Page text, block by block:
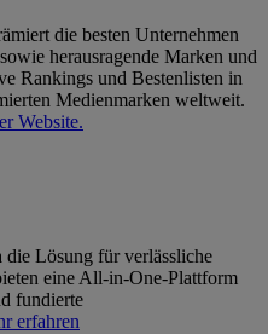
die besten Unternehmen
herausragende Marken und
Rankings und Bestenlisten in
Medienmarken weltweit.
Website.
die Lösung für verlässliche
eine All-in-One-Plattform
fundierte
erfahren